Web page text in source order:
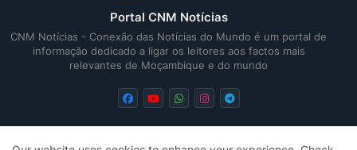
Portal CNM Notícias
CNM Notícias - Conexão das Notícias do Mundo é um portal de
informação dedicado a ligar os leitores aos factos mais
relevantes de Moçambique e do mundo